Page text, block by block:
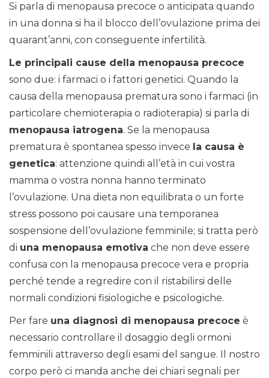
Si parla di menopausa precoce o anticipata quando
in una donna si ha il blocco dell’ovulazione prima dei
quarant’anni, con conseguente infertilità.
Le principali cause della menopausa precoce
sono due: i farmaci o i fattori genetici. Quando la
causa della menopausa prematura sono i farmaci (in
particolare chemioterapia o radioterapia) si parla di
menopausa iatrogena. Se la menopausa
prematura è spontanea spesso invece la causa è
genetica: attenzione quindi all’età in cui vostra
mamma o vostra nonna hanno terminato
l’ovulazione. Una dieta non equilibrata o un forte
stress possono poi causare una temporanea
sospensione dell’ovulazione femminile; si tratta però
di una menopausa emotiva che non deve essere
confusa con la menopausa precoce vera e propria
perché tende a regredire con il ristabilirsi delle
normali condizioni fisiologiche e psicologiche.
Per fare una diagnosi di menopausa precoce è
necessario controllare il dosaggio degli ormoni
femminili attraverso degli esami del sangue. Il nostro
corpo però ci manda anche dei chiari segnali per